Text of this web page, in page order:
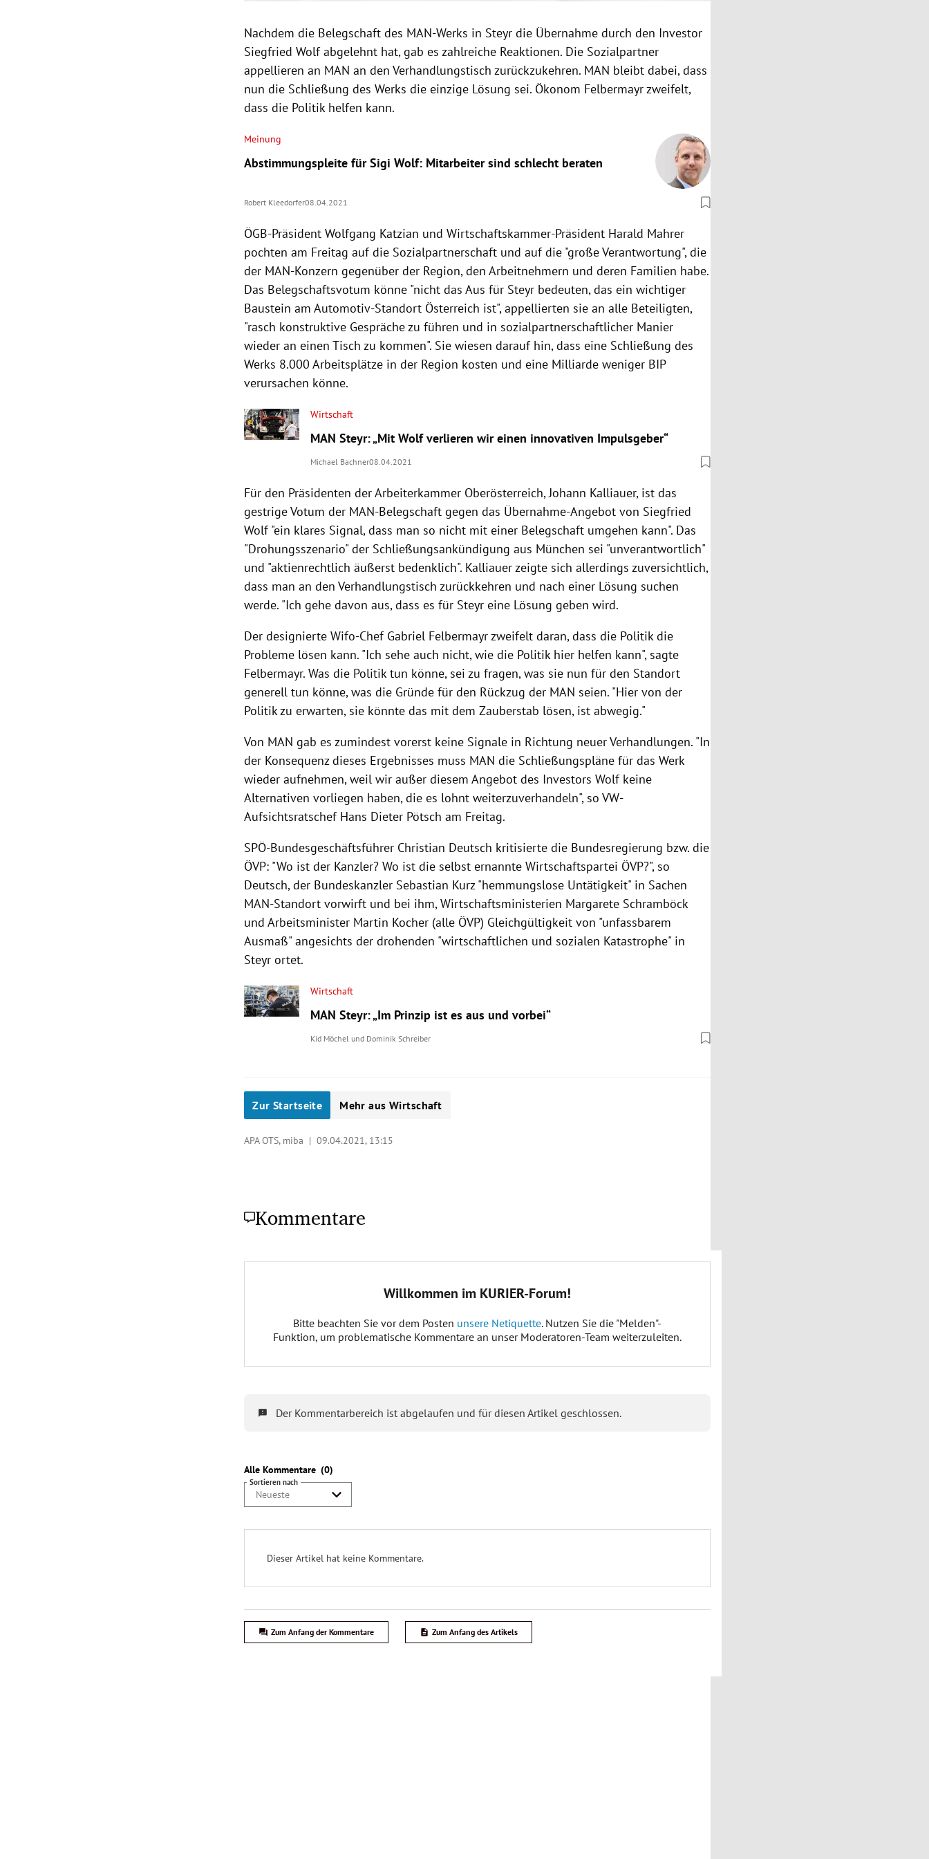
Nachdem die Belegschaft des MAN-Werks in Steyr die Übernahme durch den Investor
Siegfried Wolf abgelehnt hat, gab es zahlreiche Reaktionen. Die Sozialpartner
appellieren an MAN an den Verhandlungstisch zurückzukehren. MAN bleibt dabei, dass
nun die Schließung des Werks die einzige Lösung sei. Ökonom Felbermayr zweifelt,
dass die Politik helfen kann.
Meinung
Abstimmungspleite für Sigi Wolf: Mitarbeiter sind schlecht beraten
Robert Kleedorfer08.04.2021
ÖGB-Präsident Wolfgang Katzian und Wirtschaftskammer-Präsident Harald Mahrer
pochten am Freitag auf die Sozialpartnerschaft und auf die "große Verantwortung", die
der MAN-Konzern gegenüber der Region, den Arbeitnehmern und deren Familien habe.
Das Belegschaftsvotum könne "nicht das Aus für Steyr bedeuten, das ein wichtiger
Baustein am Automotiv-Standort Österreich ist", appellierten sie an alle Beteiligten,
"rasch konstruktive Gespräche zu führen und in sozialpartnerschaftlicher Manier
wieder an einen Tisch zu kommen". Sie wiesen darauf hin, dass eine Schließung des
Werks 8.000 Arbeitsplätze in der Region kosten und eine Milliarde weniger BIP
verursachen könne.
Wirtschaft
MAN Steyr: „Mit Wolf verlieren wir einen innovativen Impulsgeber“
Michael Bachner08.04.2021
Für den Präsidenten der Arbeiterkammer Oberösterreich, Johann Kalliauer, ist das
gestrige Votum der MAN-Belegschaft gegen das Übernahme-Angebot von Siegfried
Wolf "ein klares Signal, dass man so nicht mit einer Belegschaft umgehen kann". Das
"Drohungsszenario" der Schließungsankündigung aus München sei "unverantwortlich"
und "aktienrechtlich äußerst bedenklich". Kalliauer zeigte sich allerdings zuversichtlich,
dass man an den Verhandlungstisch zurückkehren und nach einer Lösung suchen
werde. "Ich gehe davon aus, dass es für Steyr eine Lösung geben wird.
Der designierte Wifo-Chef Gabriel Felbermayr zweifelt daran, dass die Politik die
Probleme lösen kann. "Ich sehe auch nicht, wie die Politik hier helfen kann", sagte
Felbermayr. Was die Politik tun könne, sei zu fragen, was sie nun für den Standort
generell tun könne, was die Gründe für den Rückzug der MAN seien. "Hier von der
Politik zu erwarten, sie könnte das mit dem Zauberstab lösen, ist abwegig."
Von MAN gab es zumindest vorerst keine Signale in Richtung neuer Verhandlungen. "In
der Konsequenz dieses Ergebnisses muss MAN die Schließungspläne für das Werk
wieder aufnehmen, weil wir außer diesem Angebot des Investors Wolf keine
Alternativen vorliegen haben, die es lohnt weiterzuverhandeln", so VW-
Aufsichtsratschef Hans Dieter Pötsch am Freitag.
SPÖ-Bundesgeschäftsführer Christian Deutsch kritisierte die Bundesregierung bzw. die
ÖVP: "Wo ist der Kanzler? Wo ist die selbst ernannte Wirtschaftspartei ÖVP?", so
Deutsch, der Bundeskanzler Sebastian Kurz "hemmungslose Untätigkeit" in Sachen
MAN-Standort vorwirft und bei ihm, Wirtschaftsministerien Margarete Schramböck
und Arbeitsminister Martin Kocher (alle ÖVP) Gleichgültigkeit von "unfassbarem
Ausmaß" angesichts der drohenden "wirtschaftlichen und sozialen Katastrophe" in
Steyr ortet.
Wirtschaft
MAN Steyr: „Im Prinzip ist es aus und vorbei“
Kid Möchel und Dominik Schreiber
Zur Startseite Mehr aus Wirtschaft
APA OTS, miba |09.04.2021, 13:15
Kommentare